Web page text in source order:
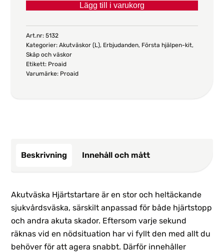
Lägg till i varukorg
Art.nr:5132
Kategorier:Akutväskor (L), Erbjudanden, Första hjälpen-kit,
Skåp och väskor
Etikett: Proaid
Varumärke: Proaid
Beskrivning Innehåll och mått
Akutväska Hjärtstartare är en stor och heltäckande
sjukvårdsväska, särskilt anpassad för både hjärtstopp
och andra akuta skador. Eftersom varje sekund
räknas vid en nödsituation har vi fyllt den med allt du
behöver för att agera snabbt. Därför innehåller